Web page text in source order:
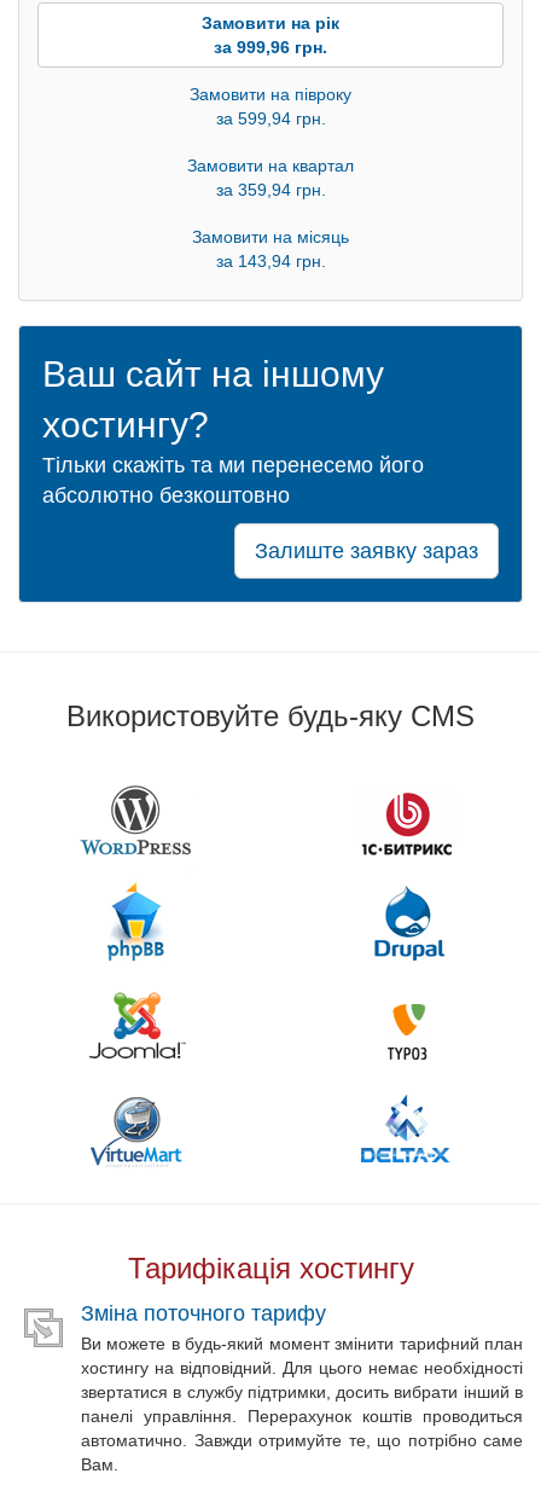
Замовити на рік
за 999,96 грн.
Замовити на півроку
за 599,94 грн.
Замовити на квартал
за 359,94 грн.
Замовити на місяць
за 143,94 грн.
Ваш сайт на іншому
хостингу?
Тільки скажіть та ми перенесемо його
абсолютно безкоштовно
Залиште заявку зараз
Використовуйте будь-яку CMS
Тарифікація хостингу
Зміна поточного тарифу
Ви можете в будь-який момент змінити тарифний план
хостингу на відповідний. Для цього немає необхідності
звертатися в службу підтримки, досить вибрати інший в
панелі управління. Перерахунок коштів проводиться
автоматично. Завжди отримуйте те, що потрібно саме
Вам.